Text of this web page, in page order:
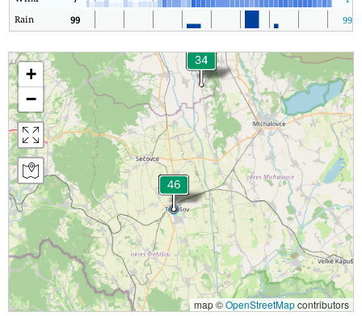
Rain
99 99
+
−
map ©OpenStreetMapcontributors